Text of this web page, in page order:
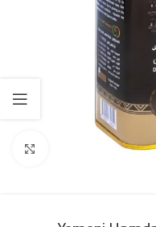
Click to enlarge